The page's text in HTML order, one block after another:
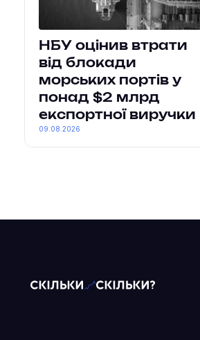
НБУ оцінив втрати
від блокади
морських портів у
понад $2 млрд
експортної виручки
09.08.2026